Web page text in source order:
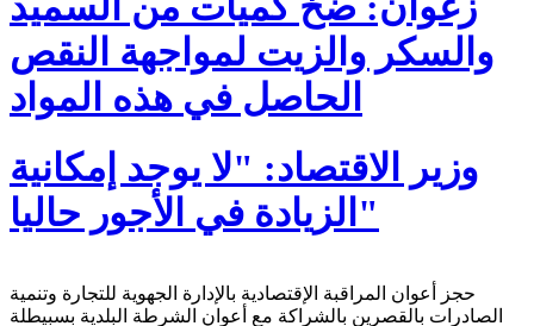
والسكر والزيت لمواجهة النقص
الحاصل في هذه المواد
وزير الاقتصاد: "لا يوجد إمكانية
الزيادة في الأجور حاليا"
حجز أعوان المراقبة الإقتصادية بالإدارة الجهوية للتجارة وتنمية
الصادرات بالقصرين بالشراكة مع أعوان الشرطة البلدية بسبيطلة